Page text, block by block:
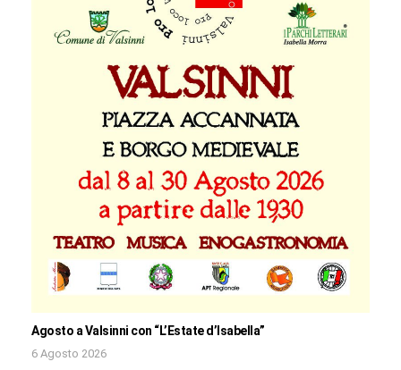
Agosto a Valsinni con “L’Estate d’Isabella”
6 Agosto 2026